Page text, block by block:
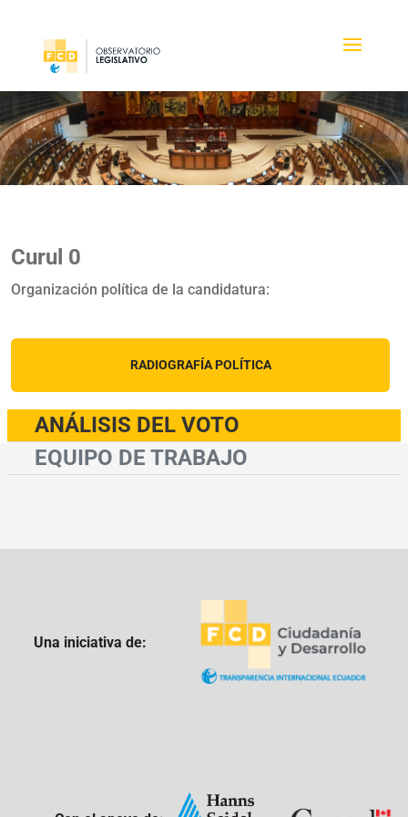
Curul 0
Organización política de la candidatura:
RADIOGRAFÍA POLÍTICA
ANÁLISIS DEL VOTO
EQUIPO DE TRABAJO
Una iniciativa de: